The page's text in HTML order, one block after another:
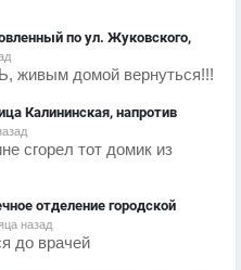
по ул. Жуковского,
живым домой вернуться!!!
Калининская, напротив
сгорел тот домик из
отделение городской
назад
до врачей